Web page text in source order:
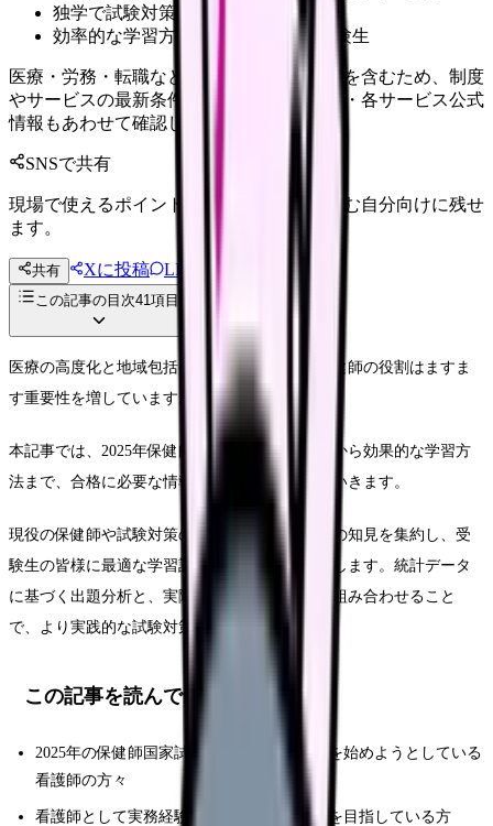
独学で試験対策を進めている方
効率的な学習方法を模索している受験生
医療・労務・転職など判断に影響する内容を含むため、制度
やサービスの最新条件は公的機関・勤務先・各サービス公式
情報もあわせて確認してください。
SNSで共有
現場で使えるポイントを、同僚やあとで読む自分向けに残せ
ます。
共有 Xに投稿 LINE
投稿文コピー
この記事の目次41項目
医療の高度化と地域包括ケアの推進により、保健師の役割はますま
す重要性を増しています。
本記事では、2025年保健師国家試験の最新情報から効果的な学習方
法まで、合格に必要な情報を徹底的に解説していきます。
現役の保健師や試験対策のプロフェッショナルの知見を集約し、受
験生の皆様に最適な学習計画と対策法をお届けします。統計データ
に基づく出題分析と、実際の合格者の体験談を組み合わせること
で、より実践的な試験対策をご提案いたします。
この記事を読んでほしい人
2025年の保健師国家試験受験に向けて準備を始めようとしている
看護師の方々
看護師として実務経験を積みながら保健師を目指している方